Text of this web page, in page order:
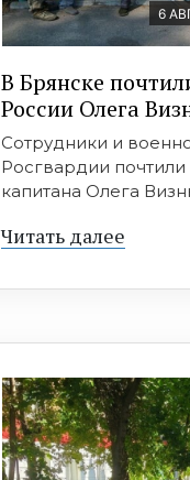
6
В Брянске
России Олега
Сотрудники и
Росгвардии
капитана Олега
Читать далее